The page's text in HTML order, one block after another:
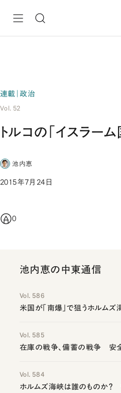
連載｜政治
Vol. 52
トルコの「イスラー
池内恵
2015年7月24日
0
池内恵の中東通信
Vol. 586
米国が「南爆」で狙うホルムズ
Vol. 585
在庫の戦争、備蓄の戦争 安
Vol. 584
ホルムズ海峡は誰のものか？